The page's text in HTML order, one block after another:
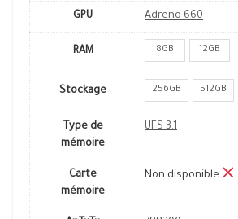
GPU Adreno 660
RAM 8GB 12GB
Stockage 256GB 512GB
Type de
mémoire
UFS 3.1
Carte
mémoire
Non disponible